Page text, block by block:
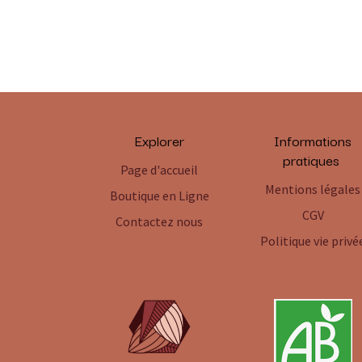
Explorer
Page d'accueil
Boutique en Ligne
Contactez nous
Informations
pratiques
Mentions légales
CGV
Politique vie